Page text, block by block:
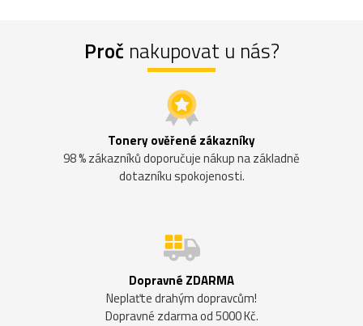
Proč nakupovat u nás?
Tonery ověřené zákazníky
98 % zákazníků doporučuje nákup na základně
dotazníku spokojenosti.
Dopravné ZDARMA
Neplaťte drahým dopravcům!
Dopravné zdarma od 5000 Kč.